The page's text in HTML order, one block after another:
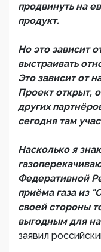
продвинуть на
продукт.
Но это зависит
выстраивать
Это зависит от
Проект открыт,
других
сегодня там
Насколько я
Федеративной
приёма газа из
своей стороны
выгодным для
заявил